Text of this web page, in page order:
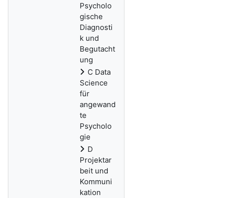
Psycholo
gische
Diagnosti
k und
Begutacht
ung
C Data
Science
für
angewand
te
Psycholo
gie
D
Projektar
beit und
Kommuni
kation